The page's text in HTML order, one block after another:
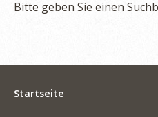
Bitte geben Sie einen
Startseite